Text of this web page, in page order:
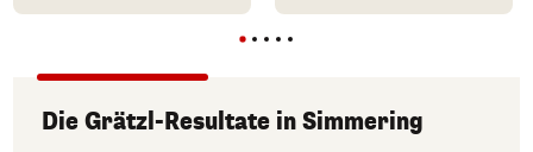
Die Grätzl-Resultate in Simmering